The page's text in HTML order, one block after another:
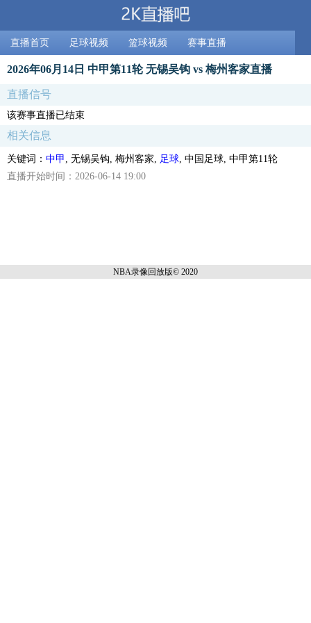
直播首页 足球视频 篮球视频 赛事直播
2026年06月14日 中甲第11轮 无锡吴钩 vs 梅州客家直播
直播信号
该赛事直播已结束
相关信息
关键词： 中甲 , 无锡吴钩, 梅州客家, 足球 , 中国足球, 中甲第11轮
直播开始时间：2026-06-14 19:00
NBA录像回放版© 2020